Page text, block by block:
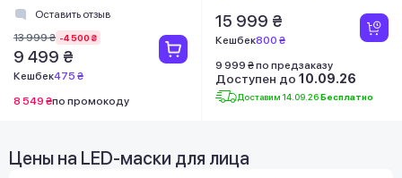
Оставить отзыв
13 999 ₴ -4 500 ₴
9 499 ₴
Кешбек475 ₴
8 549 ₴по промокоду
15 999 ₴
Кешбек800 ₴
9 999 ₴ по предзаказу
Доступен до 10.09.26
Доставим 14.09.26Бесплатно
Цены на LED-маски для лица